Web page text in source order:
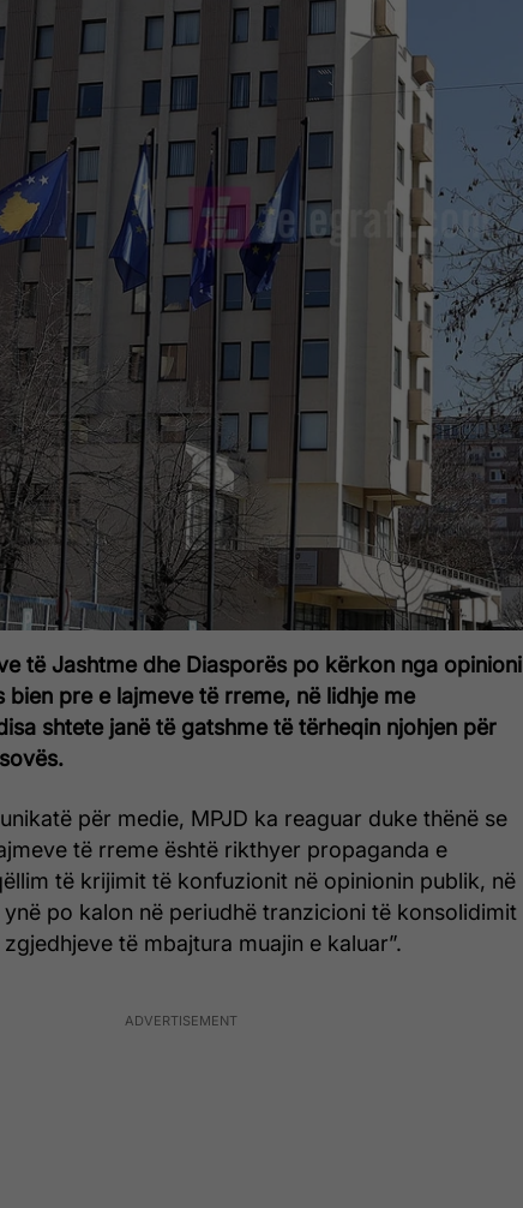
të Jashtme dhe Diasporës po kërkon nga opinioni
bien pre e lajmeve të rreme, në lidhje me
shtete janë të gatshme të tërheqin njohjen për
për medie, MPJD ka reaguar duke thënë se
të rreme është rikthyer propaganda e
të krijimit të konfuzionit në opinionin publik, në
po kalon në periudhë tranzicioni të konsolidimit
të mbajtura muajin e kaluar”.